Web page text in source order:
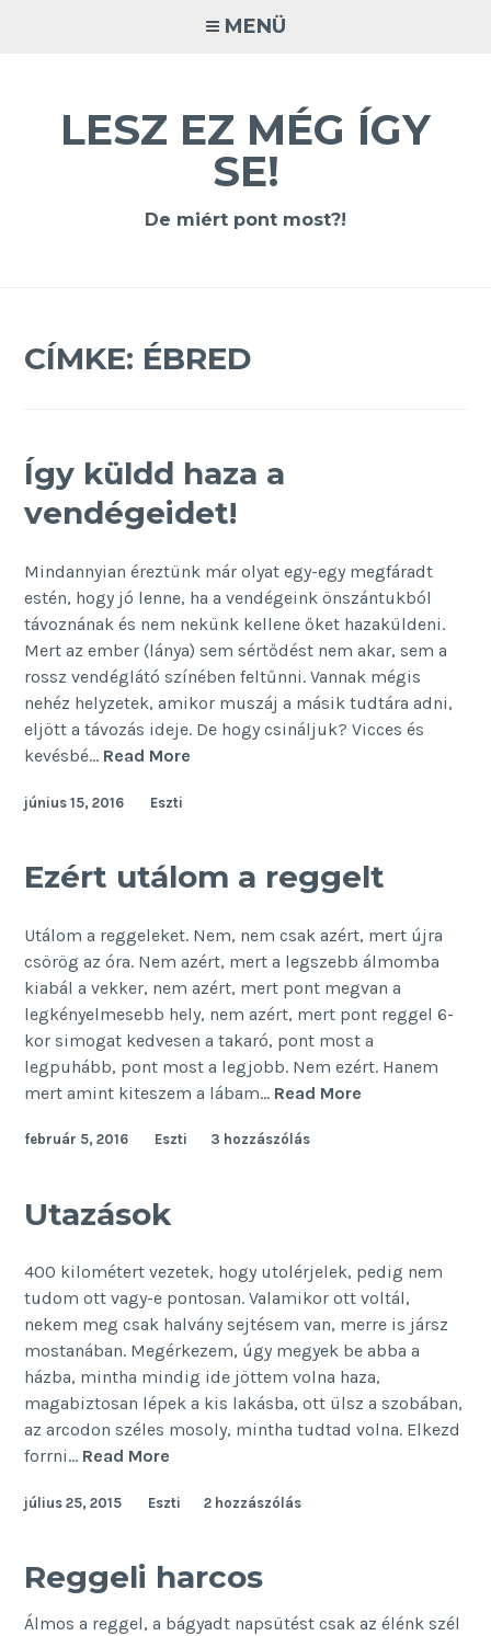
MENÜ
LESZ EZ MÉG ÍGY
SE!
De miért pont most?!
CÍMKE: ÉBRED
Így küldd haza a
vendégeidet!
Mindannyian éreztünk már olyat egy-egy megfáradt
estén, hogy jó lenne, ha a vendégeink önszántukból
távoznának és nem nekünk kellene őket hazaküldeni.
Mert az ember (lánya) sem sértődést nem akar, sem a
rossz vendéglátó színében feltűnni. Vannak mégis
nehéz helyzetek, amikor muszáj a másik tudtára adni,
eljött a távozás ideje. De hogy csináljuk? Vicces és
kevésbé… Read More
június 15, 2016 Eszti
Ezért utálom a reggelt
Utálom a reggeleket. Nem, nem csak azért, mert újra
csörög az óra. Nem azért, mert a legszebb álmomba
kiabál a vekker, nem azért, mert pont megvan a
legkényelmesebb hely, nem azért, mert pont reggel 6-
kor simogat kedvesen a takaró, pont most a
legpuhább, pont most a legjobb. Nem ezért. Hanem
mert amint kiteszem a lábam… Read More
február 5, 2016 Eszti 3 hozzászólás
Utazások
400 kilométert vezetek, hogy utolérjelek, pedig nem
tudom ott vagy-e pontosan. Valamikor ott voltál,
nekem meg csak halvány sejtésem van, merre is jársz
mostanában. Megérkezem, úgy megyek be abba a
házba, mintha mindig ide jöttem volna haza,
magabiztosan lépek a kis lakásba, ott ülsz a szobában,
az arcodon széles mosoly, mintha tudtad volna. Elkezd
forrni… Read More
július 25, 2015 Eszti 2 hozzászólás
Reggeli harcos
Álmos a reggel, a bágyadt napsütést csak az élénk szél